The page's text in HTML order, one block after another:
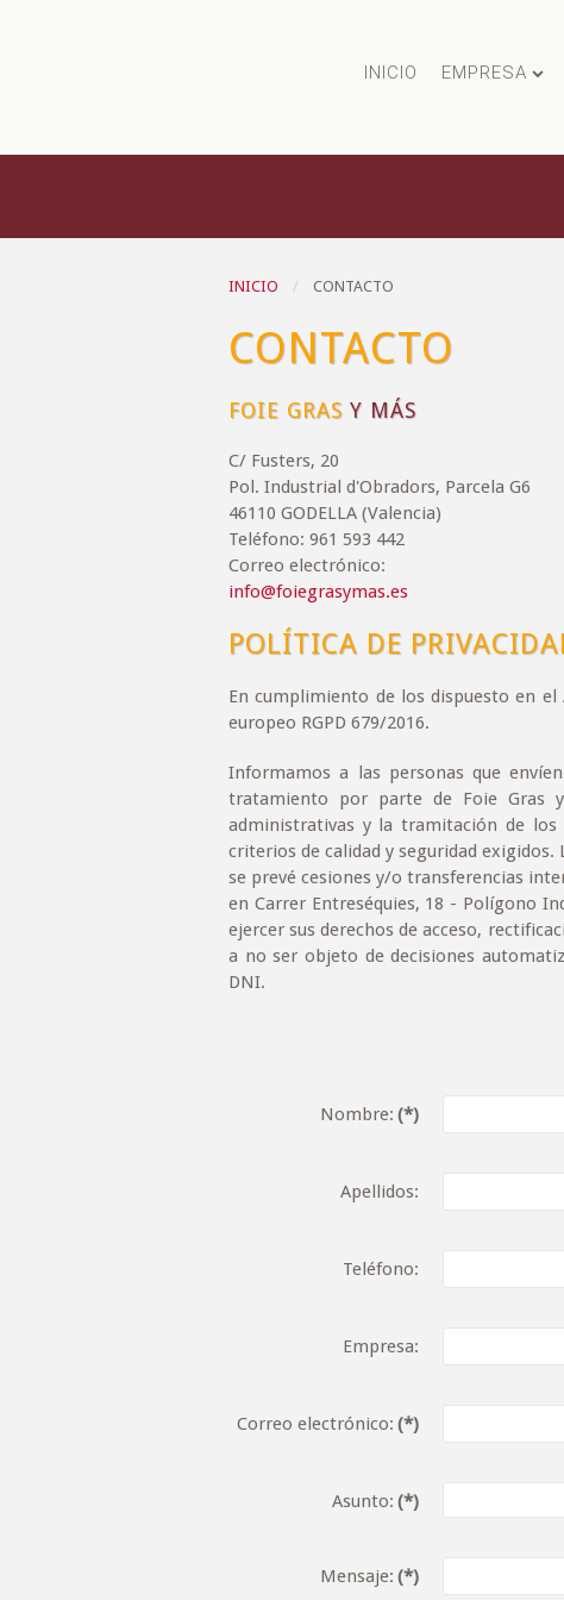
INICIO EMPRESA
INICIO CONTACTO
CONTACTO
FOIE GRAS Y MÁS
C/ Fusters, 20
Pol. Industrial d'Obradors, Parcela G6
46110 GODELLA (Valencia)
Teléfono: 961 593 442
Correo electrónico:
info@foiegrasymas.es
POLÍTICA DE
En cumplimiento de los dispuesto en
europeo RGPD 679/2016.
Informamos a las personas que
tratamiento por parte de Foie Gras
administrativas y la tramitación de
criterios de calidad y seguridad
se prevé cesiones y/o transferencias
en Carrer Entreséquies, 18 - Polígono
ejercer sus derechos de acceso,
a no ser objeto de decisiones
DNI.
Nombre: (*)
Apellidos:
Teléfono:
Empresa:
Correo electrónico: (*)
Asunto: (*)
Mensaje: (*)